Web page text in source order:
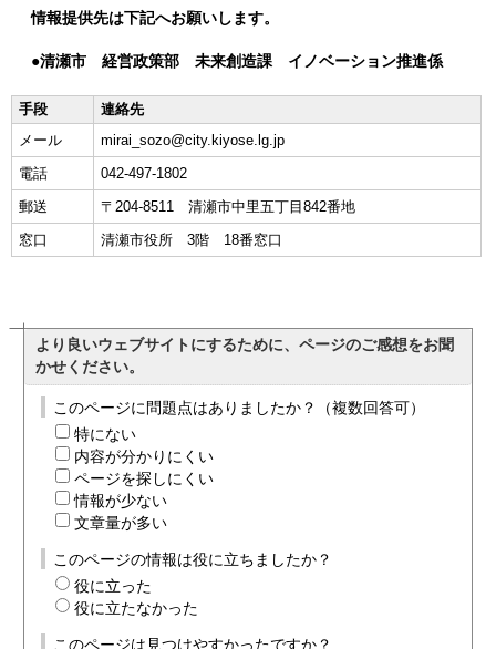
情報提供先は下記へお願いします。
●清瀬市 経営政策部 未来創造課 イノベーション推進係
手段
連絡先
メール
mirai_sozo@city.kiyose.lg.jp
電話
042-497-1802
郵送
〒204-8511 清瀬市中里五丁目842番地
窓口
清瀬市役所 3階 18番窓口
より良いウェブサイトにするために、ページのご感想をお聞
かせください。
このページに問題点はありましたか？（複数回答可）
特にない
内容が分かりにくい
ページを探しにくい
情報が少ない
文章量が多い
このページの情報は役に立ちましたか？
役に立った
役に立たなかった
このページは見つけやすかったですか？